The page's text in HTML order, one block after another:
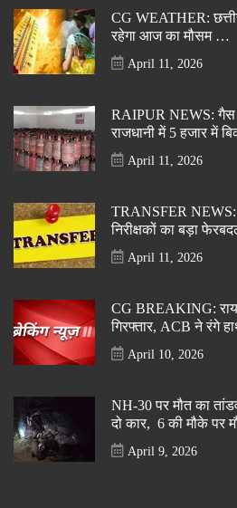
CG WEATHER:
रहेगा आज का मौसम …
April 11, 2026
RAIPUR NEWS: गैस
राजधानी में 5 हजार में
April 11, 2026
TRANSFER NEWS:
निरीक्षकों का बड़ा
April 11, 2026
CG BREAKING:
गिरफ्तार, ACB ने रंगे
April 10, 2026
NH-30 पर मौत का
दो कार, 6 की मौके पर
April 9, 2026